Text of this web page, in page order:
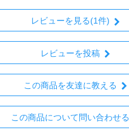
レビューを見る(1件)
レビューを投稿
この商品を友達に教える
この商品について問い合わせる